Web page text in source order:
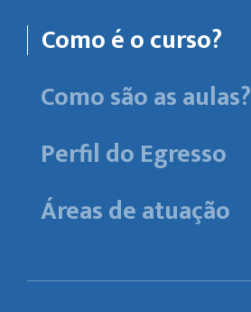
Como é o curso?
Como são as aulas?
Perfil do Egresso
Áreas de atuação